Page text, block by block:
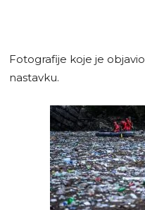
Fotografije koje je objavio
nastavku.